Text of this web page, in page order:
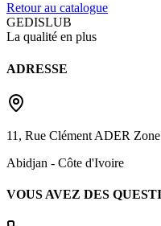
Retour au catalogue
GEDISLUB
La qualité en plus
ADRESSE
11, Rue Clément ADER
Abidjan - Côte d'Ivoire
VOUS AVEZ DES